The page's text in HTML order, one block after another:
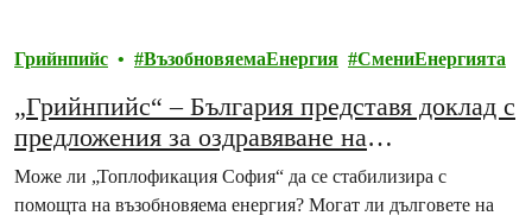
Грийнпийс ВъзобновяемаЕнергия СмениЕнергията
„Грийнпийс“ – България представя доклад с
предложения за оздравяване на
„Топлофикация София“
Може ли „Топлофикация София“ да се стабилизира с
помощта на възобновяема енергия? Могат ли дълговете на